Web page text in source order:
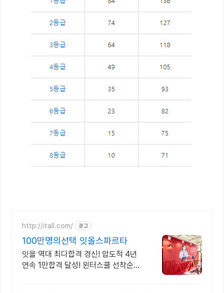
http://itall.com/ 광고
100만명의선택 잇올스파르타
잇올 역대 최다합격 경신! 압도적 4년
연속 1만합격 달성! 윈터스쿨 선착순